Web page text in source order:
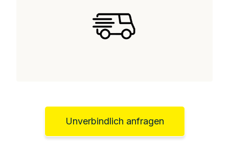
Unverbindlich anfragen